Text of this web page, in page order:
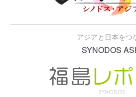
アジアと日本をつ
SYNODOS